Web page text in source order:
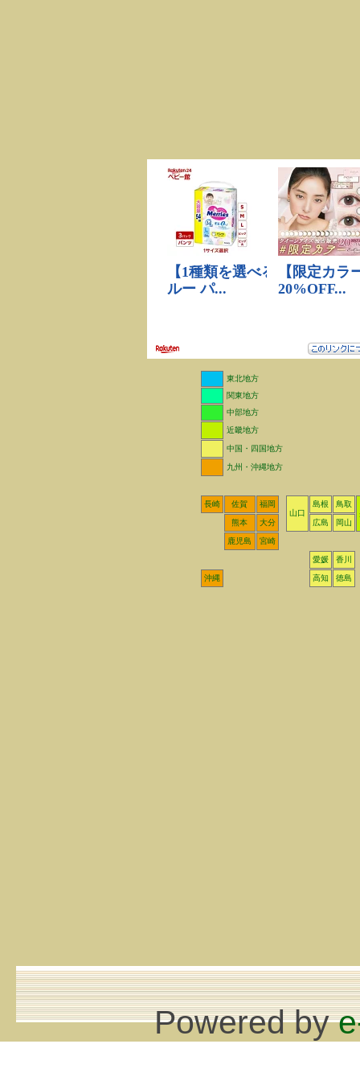
東北地方
関東地方
中部地方
近畿地方
中国・四国地方
九州・沖縄地方
長崎 佐賀
福岡
山口
島根
鳥取
熊本
大分 広島 岡山
鹿児島 宮崎
愛媛 香川
沖縄 高知 徳島
Powered by